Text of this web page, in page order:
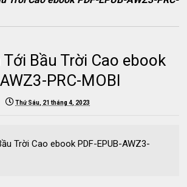
Bầu Trời Cao ebook
PRC-MOBI
Thứ Sáu, 21 tháng 4, 2023
Trời Cao ebook PDF-EPUB-AWZ3-